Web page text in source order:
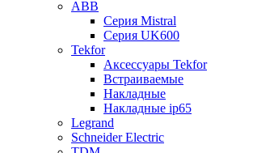
ABB
Серия Mistral
Серия UK600
Tekfor
Аксессуары Tekfor
Встраиваемые
Накладные
Накладные ip65
Legrand
Schneider Electric